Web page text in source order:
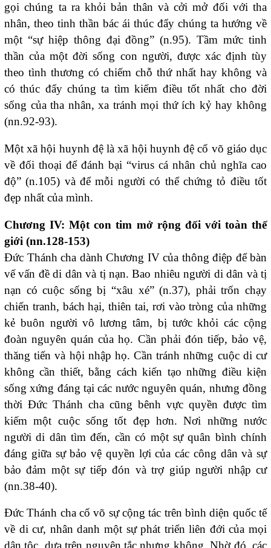
gọi chúng ta ra khỏi bản thân và cởi mở đối với tha
nhân, theo tinh thần bác ái thúc đẩy chúng ta hướng về
một “sự hiệp thông đại đồng” (n.95). Tầm mức tinh
thần của một đời sống con người, được xác định tùy
theo tình thương có chiếm chỗ thứ nhất hay không và
có thúc đẩy chúng ta tìm kiếm điều tốt nhất cho đời
sống của tha nhân, xa tránh mọi thứ ích kỷ hay không
(nn.92-93).
Một xã hội huynh đệ là xã hội huynh đệ cổ võ giáo dục
về đối thoại để đánh bại “virus cá nhân chủ nghĩa cao
độ” (n.105) và để mỗi người có thể chứng tỏ điều tốt
đẹp nhất của mình.
Chương IV: Một con tim mở rộng đối với toàn thế
giới (nn.128-153)
Đức Thánh cha dành Chương IV của thông điệp để bàn
vế vấn đề di dân và tị nạn. Bao nhiêu người di dân và tị
nạn có cuộc sống bị “xâu xé” (n.37), phải trốn chạy
chiến tranh, bách hại, thiên tai, rơi vào tròng của những
kẻ buôn người vô lương tâm, bị tước khỏi các cộng
đoàn nguyên quán của họ. Cần phải đón tiếp, bảo vệ,
thăng tiến và hội nhập họ. Cần tránh những cuộc di cư
không cần thiết, bằng cách kiến tạo những điều kiện
sống xứng đáng tại các nước nguyên quán, nhưng đồng
thời Đức Thánh cha cũng bênh vực quyền được tìm
kiếm một cuộc sống tốt đẹp hơn. Nơi những nước
người di dân tìm đến, cần có một sự quân bình chính
đáng giữa sự bảo vệ quyền lợi của các công dân và sự
bảo đảm một sự tiếp đón và trợ giúp người nhập cư
(nn.38-40).
Đức Thánh cha cổ võ sự cộng tác trên bình diện quốc tế
về di cư, nhân danh một sự phát triển liên đới của mọi
dân tộc, dựa trên nguyên tắc nhưng không. Nhờ đó, các